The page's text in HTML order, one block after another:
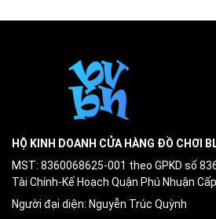
HỘ KINH DOANH CỬA HÀNG ĐỒ CHƠI
MST: 8360068625-001 theo GPKD số
Tài Chính-Kế Hoạch Quận Phú Nhuận
Người đại diện: Nguyễn Trúc Quỳnh